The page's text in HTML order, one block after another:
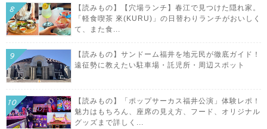
【読みもの】【穴場ランチ】春江で見つけた隠れ家。
「軽食喫茶 來(KURU)」の日替わりランチがおいしく
て、また食...
【読みもの】サンドーム福井を地元民が徹底ガイド！
遠征勢に教えたい駐車場・託児所・周辺スポット
【読みもの】「ポップサーカス福井公演」体験レポ！
魅力はもちろん、座席の見え方、フード、オリジナル
グッズまで詳しく...